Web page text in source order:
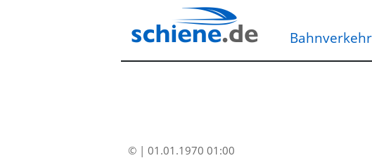
Bahnverkehr
© | 01.01.1970 01:00